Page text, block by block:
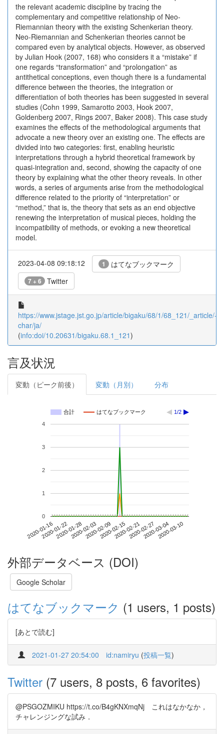
the relevant academic discipline by tracing the
complementary and competitive relationship of Neo-
Riemannian theory with the existing Schenkerian theory.
Neo-Riemannian and Schenkerian theories cannot be
compared even by analytical objects. However, as observed
by Julian Hook (2007, 168) who considers it a “mistake” if
one regards “transformation” and “prolongation” as
antithetical conceptions, even though there is a fundamental
difference between the theories, the integration or
differentiation of both theories has been suggested in several
studies (Cohn 1999, Samarotto 2003, Hook 2007,
Goldenberg 2007, Rings 2007, Baker 2008). This case study
examines the effects of the methodological arguments that
advocate a new theory over an existing one. The effects are
divided into two categories: first, enabling heuristic
interpretations through a hybrid theoretical framework by
quasi-integration and, second, showing the capacity of one
theory by explaining what the other theory reveals. In other
words, a series of arguments arise from the methodological
difference related to the priority of “interpretation” or
“method,” that is, the theory that sets as an end objective
renewing the interpretation of musical pieces, holding the
incompatibility of methods, or evoking a new theoretical
model.
2023-04-08 09:18:12 1 はてなブックマーク
7 + 6 Twitter
https://www.jstage.jst.go.jp/article/bigaku/68/1/68_121/_article/-
char/ja/
(info:doi/10.20631/bigaku.68.1_121)
言及状況
変動（ピーク前後） 変動（月別） 分布
合計 はてなブックマーク 1/2
2020-01-162020-01-222020-01-282020-02-032020-02-092020-02-152020-02-212020-02-272020-03-042020-03-10
0
1
2
3
4
外部データベース (DOI)
Google Scholar
はてなブックマーク (1 users, 1 posts)
[あとで読む]
2021-01-27 20:54:00 id:namiryu (投稿一覧)
Twitter (7 users, 8 posts, 6 favorites)
@PSGOZMIKU https://t.co/B4gKNXmqNj これはなかなか，
チャレンジングな試み．